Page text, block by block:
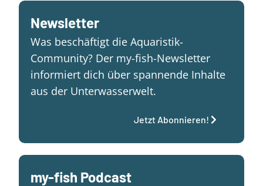
Newsletter
Was beschäftigt die Aquaristik-
Community? Der my-fish-Newsletter
informiert dich über spannende Inhalte
aus der Unterwasserwelt.
Jetzt Abonnieren!
my-fish Podcast